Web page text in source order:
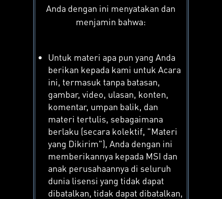
Anda dengan ini menyatakan dan
menjamin bahwa:
Untuk materi apa pun yang Anda
berikan kepada kami untuk Acara
ini, termasuk tanpa batasan,
gambar, video, ulasan, konten,
komentar, umpan balik, dan
materi tertulis, sebagaimana
berlaku (secara kolektif, "Materi
yang Dikirim"), Anda dengan ini
memberikannya kepada MSI dan
anak perusahaannya di seluruh
dunia lisensi yang tidak dapat
dibatalkan, tidak dapat dibatalkan,